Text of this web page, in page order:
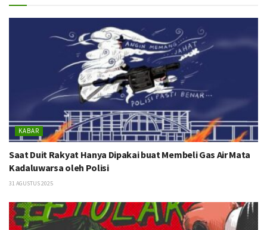
KABAR
Saat Duit Rakyat Hanya Dipakai buat Membeli Gas Air Mata
Kadaluwarsa oleh Polisi
31 AGUSTUS 2025